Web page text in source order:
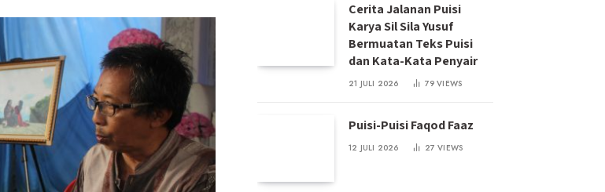
Cerita Jalanan Puisi
Karya Sil Sila Yusuf
Bermuatan Teks Puisi
dan Kata-Kata Penyair
21 JULI 2026 79VIEWS
Puisi-Puisi Faqod Faaz
12 JULI 2026 27VIEWS